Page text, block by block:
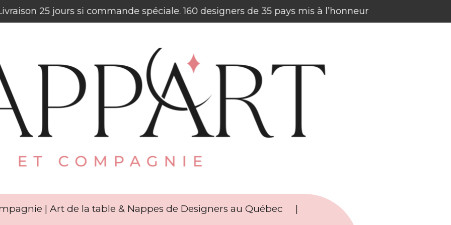
25 jours si commande spéciale. 160 designers de 35 pays mis à l’honneur
| Art de la table & Nappes de Designers au Québec